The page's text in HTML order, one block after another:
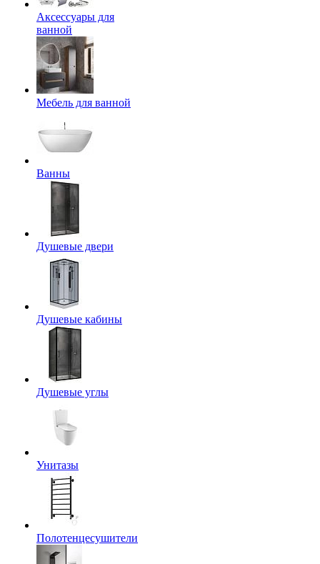
Аксессуары для
ванной
Мебель для ванной
Ванны
Душевые двери
Душевые кабины
Душевые углы
Унитазы
Полотенцесушители